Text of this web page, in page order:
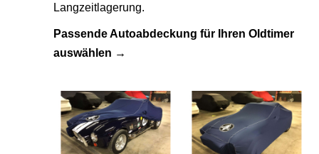
Langzeitlagerung.
Passende Autoabdeckung für Ihren Oldtimer
auswählen →